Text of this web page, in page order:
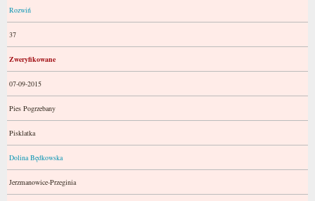
Rozwiń
37
Zweryfikowane
07-09-2015
Pies Pogrzebany
Pisklatka
Dolina Będkowska
Jerzmanowice-Przeginia